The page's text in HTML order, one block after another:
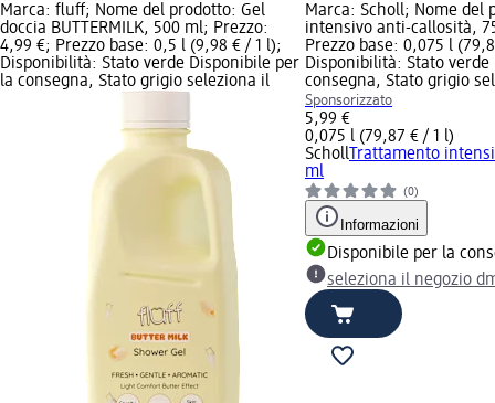
Marca: fluff; Nome del prodotto: Gel
doccia BUTTERMILK, 500 ml; Prezzo:
4,99 €; Prezzo base: 0,5 l (9,98 € / 1 l);
Disponibilità: Stato verde Disponibile per
la consegna, Stato grigio seleziona il
Marca: Scholl; Nome del
intensivo anti-callosità,
Prezzo base: 0,075 l
Disponibilità: Stato
consegna, Stato grigio
Sponsorizzato
5,99 €
0,075 l (79,87 € / 1 l)
Scholl Trattamento
ml
(0)
Informazioni
Disponibile per la
seleziona il negozio